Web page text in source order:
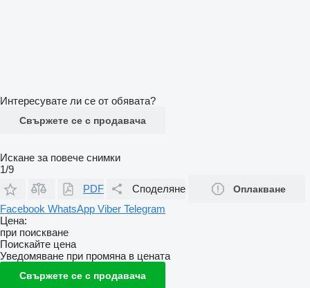
Интересувате ли се от обявата?
Свържете се с продавача
Искане за повече снимки
1/9
PDF
Споделяне Оплакване
Facebook WhatsApp Viber Telegram
Цена:
при поискване
Поискайте цена
Уведомяване при промяна в цената
Свържете се с продавача